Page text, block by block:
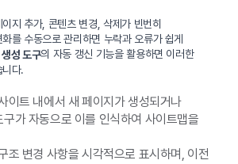
지 추가, 콘텐츠 변경, 삭제가 빈번히
를 수동으로 관리하면 누락과 오류가 쉽게
성 도구의 자동 갱신 기능을 활용하면 이러한
다.
이트 내에서 새 페이지가 생성되거나
가 자동으로 이를 인식하여 사이트맵을
조 변경 사항을 시각적으로 표시하며, 이전